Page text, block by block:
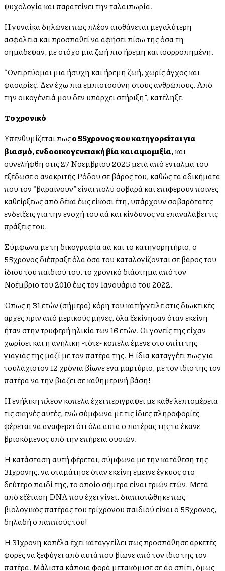
ψυχολογία και παρατείνει την ταλαιπωρία.
Η γυναίκα δηλώνει πως πλέον αισθάνεται μεγαλύτερη
ασφάλεια και προσπαθεί να αφήσει πίσω της όσα τη
σημάδεψαν, με στόχο μια ζωή πιο ήρεμη και ισορροπημένη.
“Ονειρεύομαι μια ήσυχη και ήρεμη ζωή, χωρίς άγχος και
φασαρίες. Δεν έχω πια εμπιστοσύνη στους ανθρώπους. Από
την οικογένειά μου δεν υπάρχει στήριξη”, κατέληξε.
To χρονικό
Υπενθυμίζεται πωςο 55χρονος που κατηγορείται για
βιασμό, ενδοοικογενειακή βία και αιμομιξία,και
συνελήφθη στις 27 Νοεμβρίου 2025 μετά από ένταλμα του
εξέδωσε ο ανακριτής Ρόδου σε βάρος του, καθώς τα αδικήματα
που τον “βαραίνουν” είναι πολύ σοβαρά και επιφέρουν ποινές
καθείρξεως από δέκα έως είκοσι έτη, υπάρχουν σοβαρότατες
ενδείξεις για την ενοχή του αλλά και κίνδυνος να επαναλάβει τις
πράξεις του.
Σύμφωνα με τη δικογραφία αλλά και το κατηγορητήριο, ο
55χρονος διέπραξε όλα όσα του καταλογίζονται σε βάρος του
ίδιου του παιδιού του, το χρονικό διάστημα από τον
Νοέμβριο του 2010 έως τον Ιανουάριο του 2022.
Όπως η 31 ετών (σήμερα) κόρη του κατήγγειλε στις διωκτικές
αρχές πριν από μερικούς μήνες, όλα ξεκίνησαν όταν εκείνη
ήταν στην τρυφερή ηλικία των 16 ετών. Οι γονείς της είχαν
χωρίσει και η ανήλικη -τότε- κοπέλα έμενε στο σπίτι της
γιαγιάς της μαζί με τον πατέρα της. Η ίδια καταγγέλλει πως για
τουλάχιστον 12 χρόνια βίωνε ένα μαρτύριο, με τον ίδιο της τον
πατέρα να την βιάζει σε καθημερινή βάση!
Η ενήλικη πλέον κοπέλα έχει περιγράψει με κάθε λεπτομέρεια
τις σκηνές αυτές, ενώ σύμφωνα με τις ίδιες πληροφορίες
φέρεται να αναφέρει ότι όλα αυτά ο πατέρας της τα έκανε
βρισκόμενος υπό την επήρεια ουσιών.
Η κατάσταση αυτή φέρεται, σύμφωνα με την κατάθεση της
31χρονης, να σταμάτησε όταν εκείνη έμεινε έγκυος στο
δεύτερο παιδί της, το οποίο σήμερα είναι τριών ετών. Μετά
από εξέταση DNA που έχει γίνει, διαπιστώθηκε πως
βιολογικός πατέρας του τρίχρονου παιδιού είναι ο 55χρονος,
δηλαδή ο παππούς του!
Η 31χρονη κοπέλα έχει καταγγείλει πως προσπάθησε αρκετές
φορές να ξεφύγει από αυτά που βίωνε από τον ίδιο της τον
πατέρα. Μάλιστα κάποια φορά μετακόμισε σε άλλο σπίτι, όμως